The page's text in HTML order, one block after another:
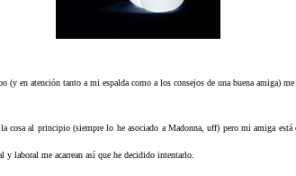
(y en atención tanto a mi espalda como a los consejos de una buena amiga) me
cosa al principio (siempre lo he asociado a Madonna, uff) pero mi amiga está
y laboral me acarrean así que he decidido intentarlo.